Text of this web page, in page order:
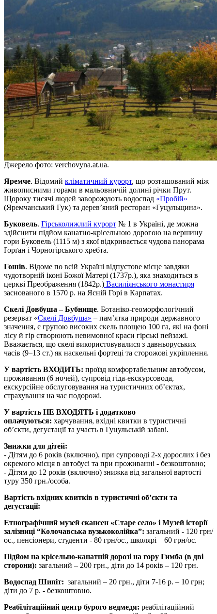
Джерело фото: verchovyna.at.ua.
Яремче. Відомий кліматичний курорт, що розташований між
живописними горами в мальовничій долині річки Прут.
Щороку тисячі людей заворожують водоспад «Пробій»
(Яремчанський Гук) та дерев’яний ресторан «Гуцульщина».
Буковель. Гірськолижлий курорт № 1 в Україні, де можна
здійснити підйом канатно-крісельною дорогою на вершину
гори Буковель (1115 м) з якої відкривається чудова панорама
Ґорґан і Чорногірського хребта.
Гошів. Відоме по всій Україні відпустове місце завдяки
чудотворній іконі Божої Матері (1737р.), яка знаходиться в
церкві Преображення (1842р.) Василіянського монастиря
заснованого в 1570 р. на Ясній Горі в Карпатах.
Скелі Довбуша – Бубнище. Ботаніко-геоморфологічний
резерват «Скелі Довбуша» – пам’ятка природи державного
значення, є групою високих скель площею 100 га, які на фоні
лісу й гір створюють невимовної краси гірські пейзажі.
Вважається, що скелі використовувалися з давньоруських
часів (9–13 ст.) як наскельні фортеці та сторожові укріплення.
У вартість ВХОДИТЬ: проїзд комфортабельним автобусом,
проживання (6 ночей), супровід гіда-екскурсовода,
екскурсійне обслуговування на туристичних об’єктах,
страхування на час подорожі.
У вартість НЕ ВХОДЯТЬ і додатково
оплачуються: харчування, вхідні квитки в туристичні
об’єкти, дегустації та участь в Гуцульській забаві.
Знижки для дітей:
- Дітям до 6 років (включно), при супроводі 2-х дорослих і без
окремого місця в автобусі та при проживанні - безкоштовно;
- Дітям до 12 років (включно) знижка від загальної вартості
туру 350 грн./особа.
Вартість вхідних квитків в туристичні об’єкти та
дегустації:
Етнографічний музей скансен «Старе село» і Музей історії
залізниці “Колочавська вузькоколійка”: загальний - 120 грн/
ос., пенсіонери, студенти - 80 грн/ос., школярі – 60 грн/ос.
Підйом на крісельно-канатній дорозі на гору Гимба (в дві
сторони): загальний – 200 грн., діти до 14 років – 120 грн.
Водоспад Шипіт: загальний – 20 грн., діти 7-16 р. – 10 грн;
діти до 7 р. - безкоштовно.
Реабілітаційний центр бурого ведмедя: реабілітаційний